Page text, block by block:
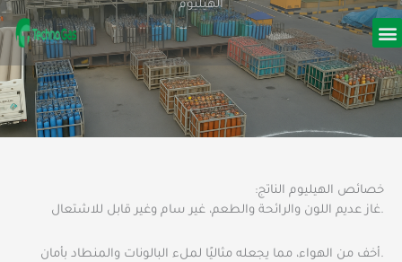
تخطي
إلى
المحتوى
الهيليوم
:خصائص الهيليوم الناتج
غاز عديم اللون والرائحة والطعم، غير سام وغير قابل للاشتعال.
أخف من الهواء، مما يجعله مثاليًا لملء البالونات والمنطاد بأمان.